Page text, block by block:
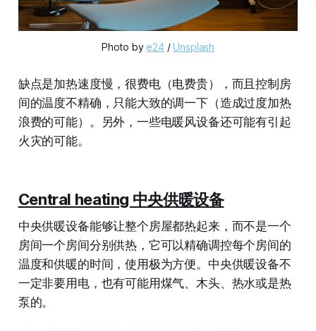
Photo by e24 / Unsplash
缺点是加热速度慢，很费电（电费贵），而且控制房
间的温度不精确，只能大致的调一下（造成过度加热
浪费的可能）。另外，一些电暖风设备还可能有引起
火灾的可能。
Central heating 中央供暖设备
中央供暖设备能够让整个房屋都热起来，而不是一个
房间一个房间分别供热，它可以精确调控每个房间的
温度和供暖的时间，使用极为方便。中央供暖设备不
一定非要用电，也有可能用煤气、木头、热水或是热
泵的。